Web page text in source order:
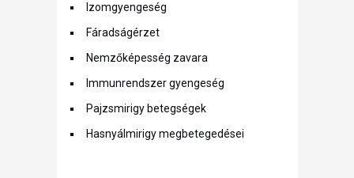
Izomgyengeség
Fáradságérzet
Nemzőképesség zavara
Immunrendszer gyengeség
Pajzsmirigy betegségek
Hasnyálmirigy megbetegedései